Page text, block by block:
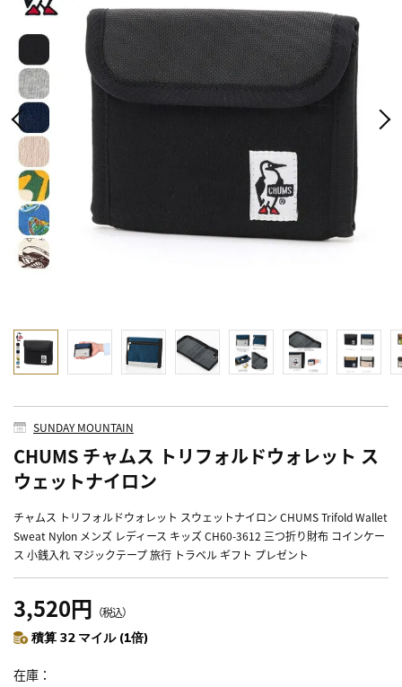
SUNDAY MOUNTAIN
CHUMS チャムス トリフォルドウォレット ス
ウェットナイロン
チャムス トリフォルドウォレット スウェットナイロン CHUMS Trifold Wallet
Sweat Nylon メンズ レディース キッズ CH60-3612 三つ折り財布 コインケー
ス 小銭入れ マジックテープ 旅行 トラベル ギフト プレゼント
3,520円 （税込）
積算 32 マイル (1倍)
在庫